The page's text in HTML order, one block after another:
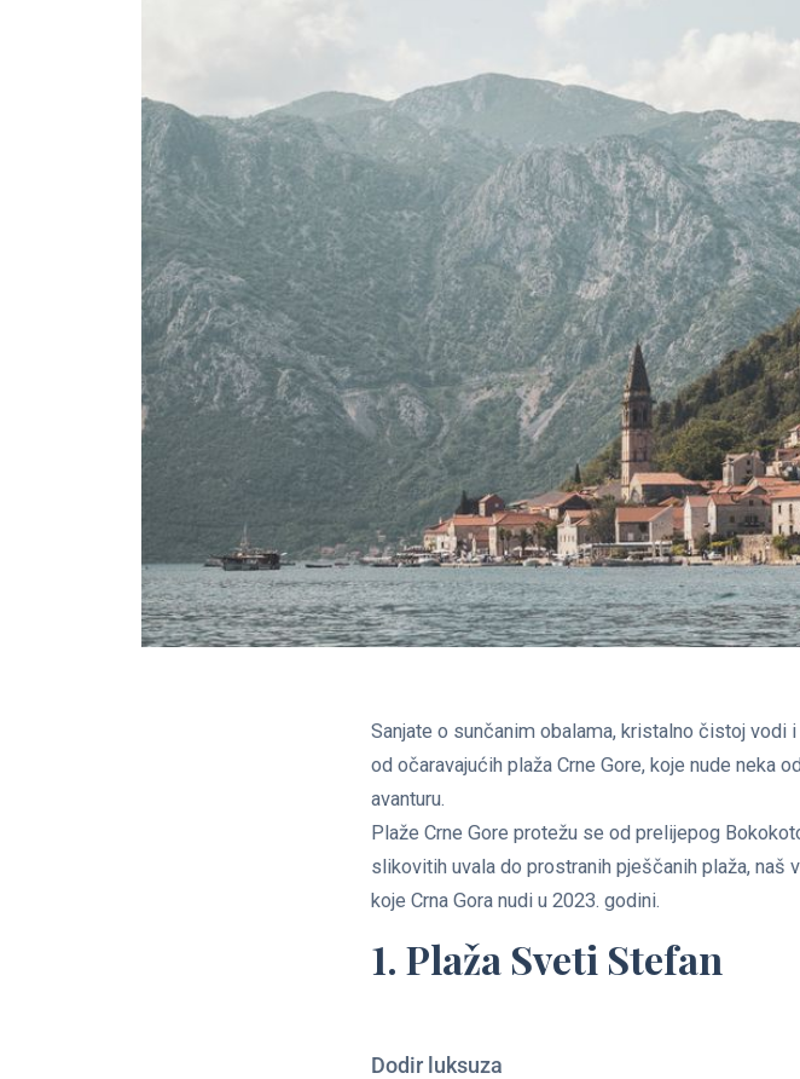
Sanjate o sunčanim obalama, kristalno čistoj
od očaravajućih plaža Crne Gore, koje nude neka
avanturu.
Plaže Crne Gore protežu se od prelijepog
slikovitih uvala do prostranih pješčanih plaža,
koje Crna Gora nudi u 2023. godini.
1. Plaža Sveti Stefan
Dodir luksuza